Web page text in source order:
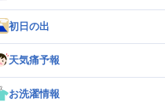
初日の出
天気痛予報
お洗濯情報